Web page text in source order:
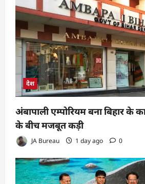
देश
अंबापाली एम्पोरियम बना बिहार के
के बीच मजबूत कड़ी
JA Bureau 1 day ago 0